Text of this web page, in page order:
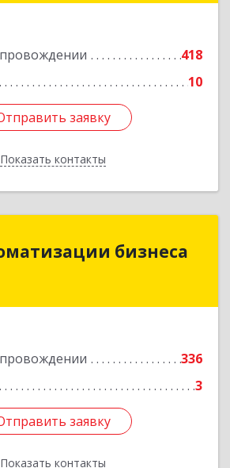
418
10
заявку
Показать контакты
заявку
Назад
бизнеса
336
3
заявку
Показать контакты
бизнеса
край, Хабаровск г, Ленина
заявку
Назад